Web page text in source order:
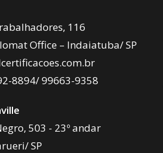
116
Office – Indaiatuba/ SP
8894/99663-9358
503 - 23º andar
SP